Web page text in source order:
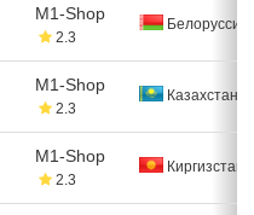
M1-Shop
2.3
Белоруссия
M1-Shop
2.3
Казахстан
M1-Shop
2.3
Киргизстан